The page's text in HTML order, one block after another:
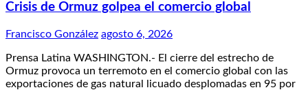
Crisis de Ormuz golpea el comercio global
Francisco González agosto 6, 2026
Prensa Latina WASHINGTON.- El cierre del estrecho de
Ormuz provoca un terremoto en el comercio global con las
exportaciones de gas natural licuado desplomadas en 95 por